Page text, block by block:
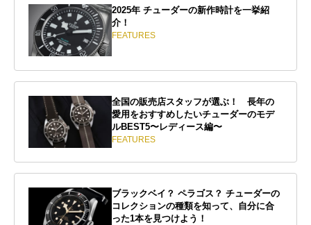
2025年 チューダーの新作時計を一挙紹
介！
FEATURES
全国の販売店スタッフが選ぶ！ 長年の
愛用をおすすめしたいチューダーのモデ
ルBEST5〜レディース編〜
FEATURES
ブラックベイ？ ペラゴス？ チューダーの
コレクションの種類を知って、自分に合
った1本を見つけよう！